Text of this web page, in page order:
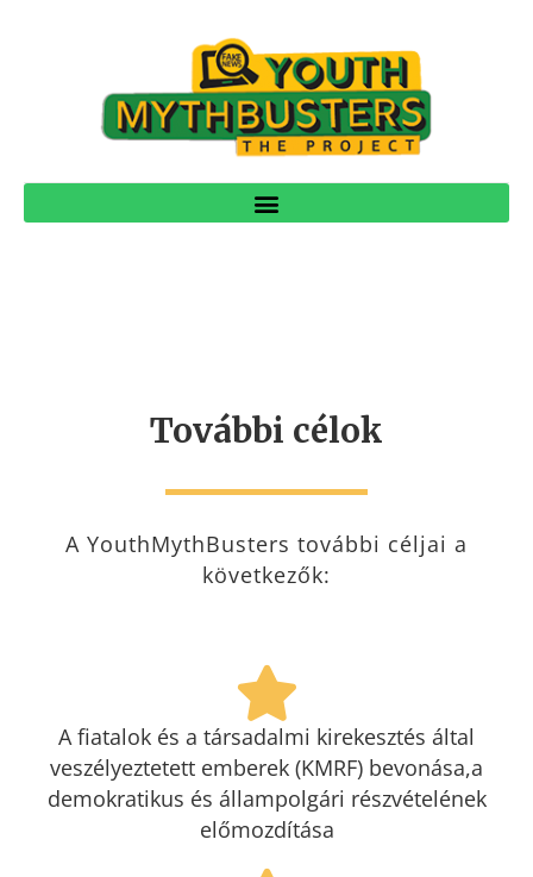
További célok
A YouthMythBusters további céljai a
következők:
A fiatalok és a társadalmi kirekesztés által
veszélyeztetett emberek (KMRF) bevonása,a
demokratikus és állampolgári részvételének
előmozdítása